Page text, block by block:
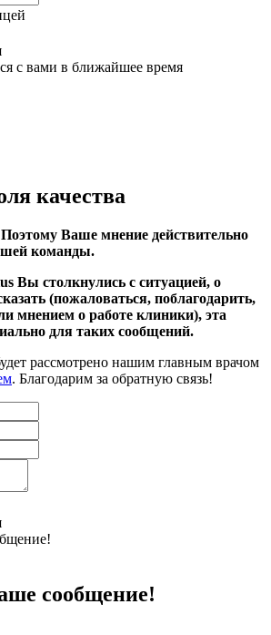
с вами в ближайшее время
качества
Ваше мнение действительно
команды.
Вы столкнулись с ситуацией, о
(пожаловаться, поблагодарить,
мнением о работе клиники), эта
для таких сообщений.
рассмотрено нашим главным врачом
. Благодарим за обратную связь!
сообщение!